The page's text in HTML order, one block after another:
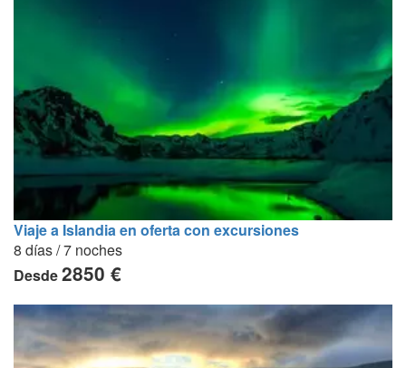
Viaje a Islandia en oferta con excursiones
8 días / 7 noches
Desde2850 €